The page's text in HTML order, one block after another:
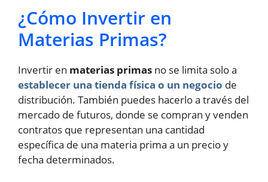
¿Cómo Invertir en
Materias Primas?
Invertir en materias primas no se limita solo a
establecer una tienda física o un negocio de
distribución. También puedes hacerlo a través del
mercado de futuros, donde se compran y venden
contratos que representan una cantidad
específica de una materia prima a un precio y
fecha determinados.